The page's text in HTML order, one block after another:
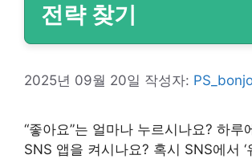
전략 찾기
2025년 09월 20일 작성자:
“좋아요”는 얼마나 누르시나요? 하루
SNS 앱을 켜시나요? 혹시 SNS에서 ‘